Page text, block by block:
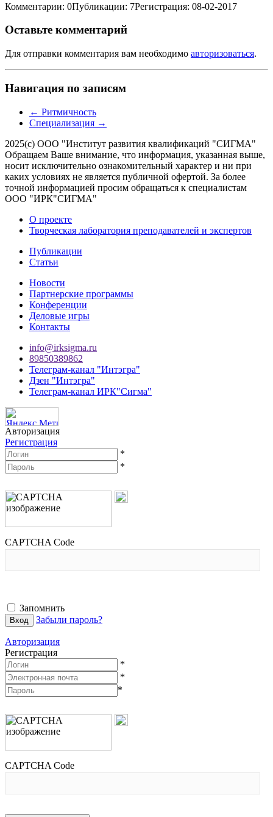
Комментарии: 0Публикации: 7Регистрация: 08-02-2017
Оставьте комментарий
Для отправки комментария вам необходимо авторизоваться.
Навигация по записям
← Ритмичность
Специализация →
2025(с) ООО "Институт развития квалификаций "СИГМА"
Обращаем Ваше внимание, что информация, указанная выше,
носит исключительно ознакомительный характер и ни при
каких условиях не является публичной офертой. За более
точной информацией просим обращаться к специалистам
ООО "ИРК"СИГМА"
О проекте
Творческая лаборатория преподавателей и экспертов
Публикации
Статьи
Новости
Партнерские программы
Конференции
Деловые игры
Контакты
info@irksigma.ru
89850389862
Телеграм-канал "Интэгра"
Дзен "Интэгра"
Телеграм-канал ИРК"Сигма"
Авторизация
Регистрация
*
*
CAPTCHA Code
Запомнить
Забыли пароль?
Авторизация
Регистрация
*
*
*
CAPTCHA Code